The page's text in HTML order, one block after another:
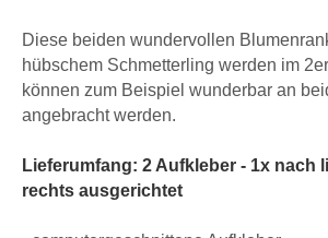
Diese beiden wundervollen
hübschem Schmetterling werden im
können zum Beispiel wunderbar an
angebracht werden.
Lieferumfang: 2 Aufkleber - 1x nach
rechts ausgerichtet